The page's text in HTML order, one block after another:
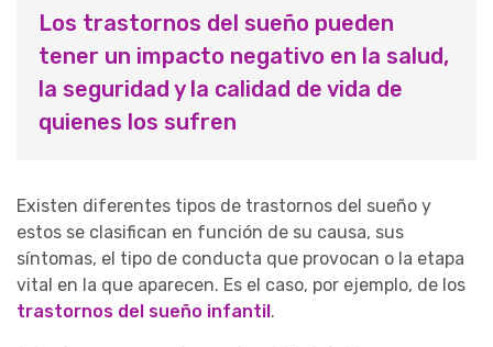
Los trastornos del sueño pueden
tener un impacto negativo en la salud,
la seguridad y la calidad de vida de
quienes los sufren
Existen diferentes tipos de trastornos del sueño y
estos se clasifican en función de su causa, sus
síntomas, el tipo de conducta que provocan o la etapa
vital en la que aparecen. Es el caso, por ejemplo, de los
trastornos del sueño infantil.